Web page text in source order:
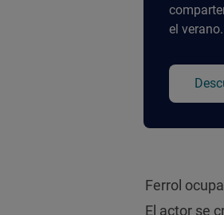
el verano.
Ferrol
El actor se